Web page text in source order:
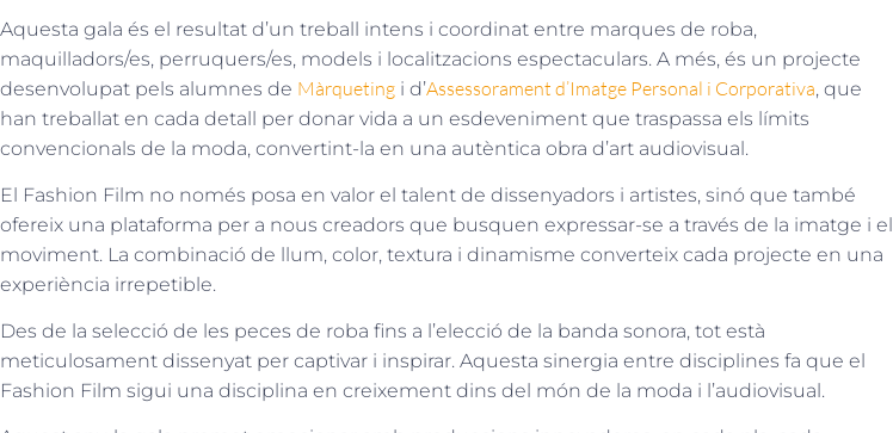
Aquesta gala és el resultat d’un treball intens i coordinat entre marques de roba,
maquilladors/es, perruquers/es, models i localitzacions espectaculars. A més, és un projecte
desenvolupat pels alumnes de Màrqueting i d’Assessorament d’Imatge Personal i Corporativa, que
han treballat en cada detall per donar vida a un esdeveniment que traspassa els límits
convencionals de la moda, convertint-la en una autèntica obra d’art audiovisual.
El Fashion Film no només posa en valor el talent de dissenyadors i artistes, sinó que també
ofereix una plataforma per a nous creadors que busquen expressar-se a través de la imatge i el
moviment. La combinació de llum, color, textura i dinamisme converteix cada projecte en una
experiència irrepetible.
Des de la selecció de les peces de roba fins a l’elecció de la banda sonora, tot està
meticulosament dissenyat per captivar i inspirar. Aquesta sinergia entre disciplines fa que el
Fashion Film sigui una disciplina en creixement dins del món de la moda i l’audiovisual.